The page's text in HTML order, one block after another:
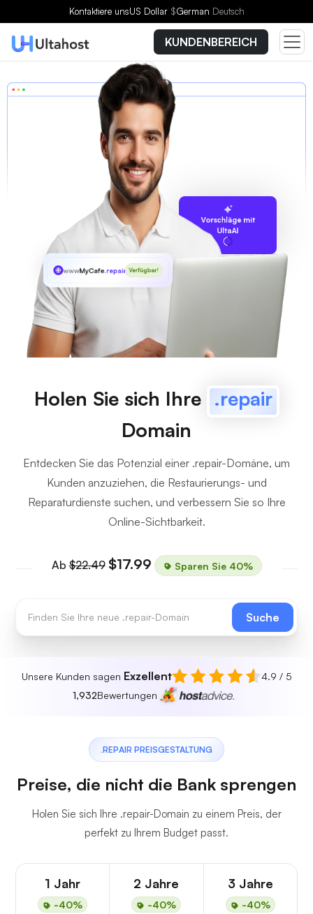
Kontaktiere unsUS Dollar $German Deutsch
KUNDENBEREICH
Vorschläge mit
UltaAI
wwwMyCafe.repair Verfügbar!
Holen Sie sich Ihre .repair
Domain
Entdecken Sie das Potenzial einer .repair-Domäne, um
Kunden anzuziehen, die Restaurierungs- und
Reparaturdienste suchen, und verbessern Sie so Ihre
Online-Sichtbarkeit.
Ab$22.49 $17.99 Sparen Sie 40%
Suche
Unsere Kunden sagen Exzellent
4.9 / 5
1,932Bewertungen
.REPAIR PREISGESTALTUNG
Preise, die nicht die Bank sprengen
Holen Sie sich Ihre .repair-Domain zu einem Preis, der
perfekt zu Ihrem Budget passt.
1 Jahr
-40%
2 Jahre
-40%
3 Jahre
-40%